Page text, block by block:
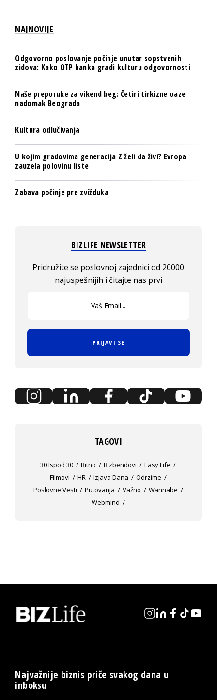
NAJNOVIJE
Odgovorno poslovanje počinje unutar sopstvenih
zidova: Kako OTP banka gradi kulturu odgovornosti
Naše preporuke za vikend beg: Četiri tirkizne oaze
nadomak Beograda
Kultura odlučivanja
U kojim gradovima generacija Z želi da živi? Evropa
zauzela polovinu liste
Zabava počinje pre zvižduka
BIZLIFE NEWSLETTER
Pridružite se poslovnoj zajednici od 20000
najuspešnijih i čitajte nas prvi
PRIJAVI SE
TAGOVI
30 Ispod 30 Bitno Bizbendovi
Easy Life
Filmovi
HR Izjava Dana
Odrzime
Poslovne Vesti
Putovanja Važno
Wannabe
Webmind
Najvažnije biznis priče svakog dana u
inboksu